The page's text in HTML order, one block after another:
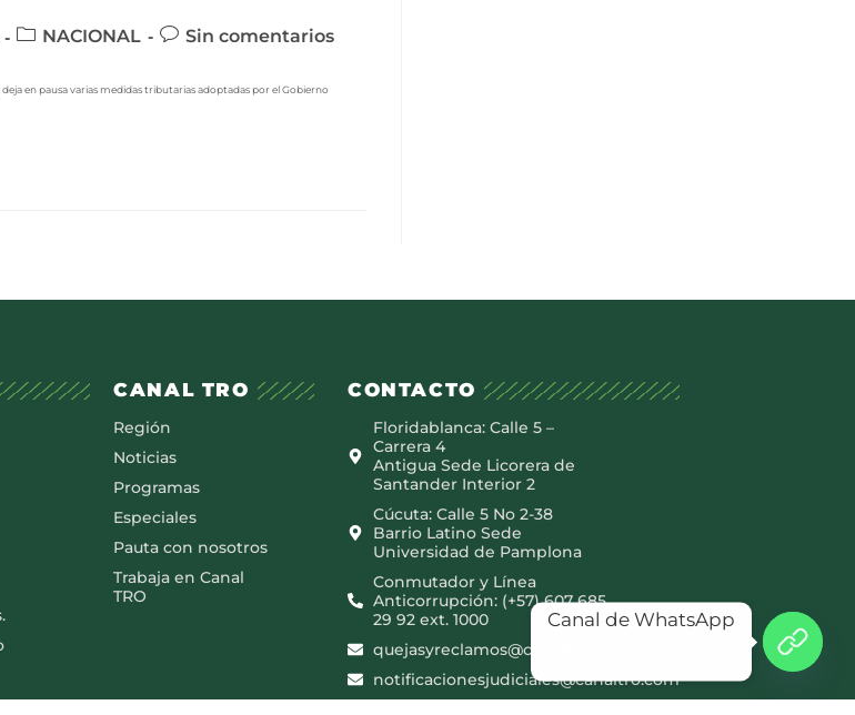
NACIONAL Sin comentarios
en pausa varias medidas tributarias adoptadas por el Gobierno
CANAL TRO
Región
Noticias
Programas
Especiales
Pauta con nosotros
Trabaja en Canal
TRO
CONTACTO
Floridablanca: Calle 5 –
Carrera 4
Antigua Sede Licorera de
Santander Interior 2
Cúcuta: Calle 5 No 2-38
Barrio Latino Sede
Universidad de Pamplona
Conmutador y Línea
Anticorrupción: (+57) 607 685
29 92 ext. 1000
quejasyreclamos@canaltro.com
notificacionesjudiciales@canaltro.com
Canal de WhatsApp